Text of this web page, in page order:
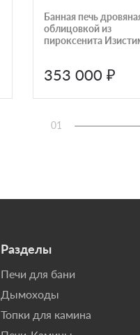
Банная печь
облицовкой из
пироксенита
353 000 ₽
01
Разделы
Печи для бани
Дымоходы
Топки для камина